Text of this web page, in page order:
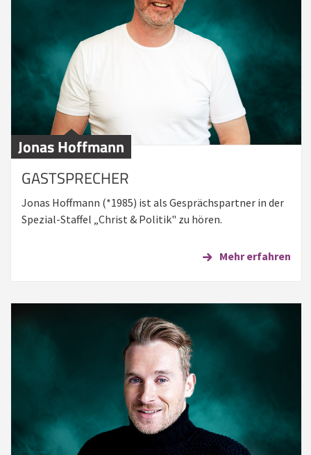
Jonas Hoffmann
GASTSPRECHER
Jonas Hoffmann (*1985) ist als Gesprächspartner in der
Spezial-Staffel „Christ & Politik" zu hören.
Mehr erfahren